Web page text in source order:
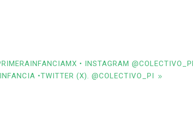
• INSTAGRAM
•TWITTER (X). @COLECTIVO_PI